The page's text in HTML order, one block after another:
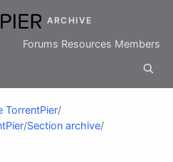
ARCHIVE
Forums Resources Members
TorrentPier/
/Section archive/